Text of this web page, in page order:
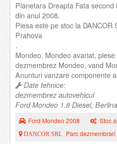
Planetara Dreapta Fata
din anul 2008.
Piesa este pe stoc la DANCOR
Prahova
.
Mondeo. Mondeo avariat,
dezmembrez Mondeo, vand
Anunturi vanzare componente
Date tehnice:
dezmembrez autovehicul
Ford Mondeo 1.8 Diesel,
Ford Mondeo 2008 Stoc
DANCOR SRL Parc